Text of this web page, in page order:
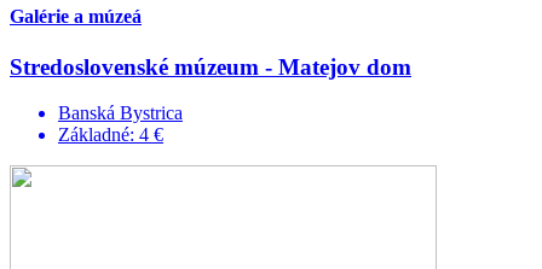
Galérie a múzeá
Stredoslovenské múzeum - Matejov dom
Banská Bystrica
Základné: 4 €